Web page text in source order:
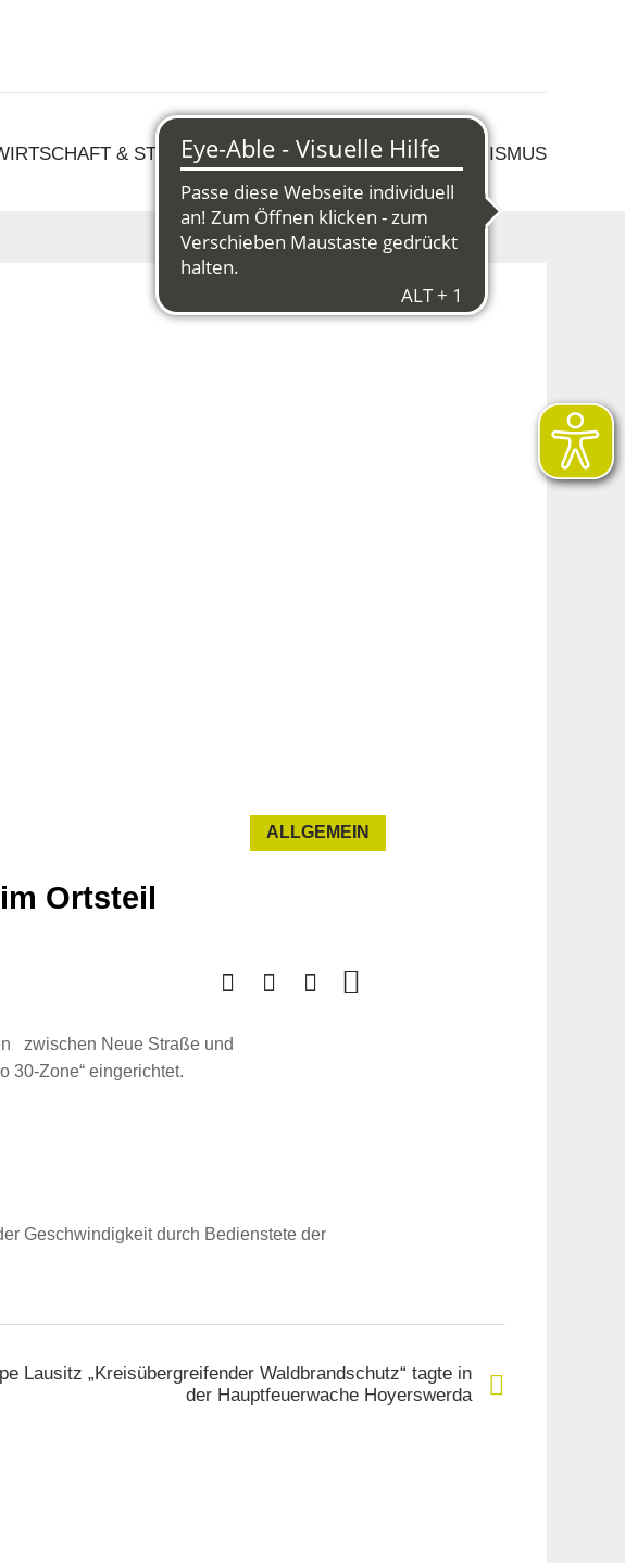
& STRUKTURWANDEL KULTUR & TOURISMUS
ALLGEMEIN
Ortsteil
zwischen Neue Straße und
30-Zone“ eingerichtet.
Geschwindigkeit durch Bedienstete der
Lausitz „Kreisübergreifender Waldbrandschutz“ tagte in
der Hauptfeuerwache Hoyerswerda